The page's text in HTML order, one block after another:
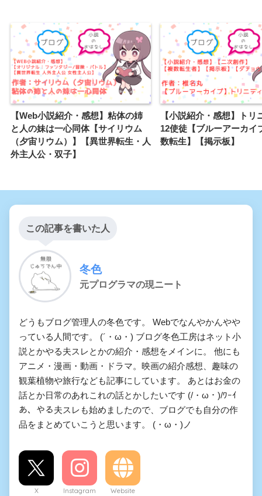
【Web小説紹介・感想】粘体の姉
と人の妹は一心同体【サイリウム
（夕宙リウム）】【異世界転生・人
外主人公・双子】
【小説紹介・感想】トリ
12使徒【ブルーアーカイ
数転生】【掲示板】
この記事を書いた人
冬色
元プログラマの現ニート
どうもブログ管理人の冬色です。 Webでなんやかんやや
っている人間です。 (´・ω・) ブログ冬色工房はネット小
説とかやる夫スレとかの紹介・感想をメインに。 他にも
アニメ・漫画・動画・ドラマ。映画の紹介感想、趣味の
観葉植物や旅行なども記事にしています。 あとはお金の
話とか日常のあれこれの話とかしたいです (/・ω・)/ﾜｰｲ
あ、やる夫スレも始めましたので、ブログでも自分の作
品をまとめていこうと思います。 (・ω・)ノ
X Instagram Website